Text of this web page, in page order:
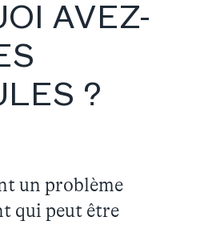
AVEZ-
?
un problème
qui peut être